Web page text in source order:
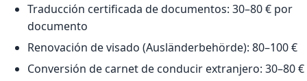
Traducción certificada de documentos: 30–80 € por
documento
Renovación de visado (Ausländerbehörde): 80–100 €
Conversión de carnet de conducir extranjero: 30–80 €